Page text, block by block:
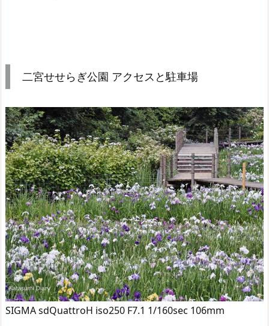
二宮せせらぎ公園 アクセスと駐車場
SIGMA sdQuattroH iso250 F7.1 1/160sec 106mm